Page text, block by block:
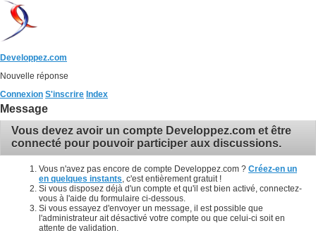
Developpez.com
Nouvelle réponse
Connexion S'inscrire Index
Message
Vous devez avoir un compte Developpez.com et être
connecté pour pouvoir participer aux discussions.
Vous n'avez pas encore de compte Developpez.com ? Créez-en un
en quelques instants , c'est entièrement gratuit !
Si vous disposez déjà d'un compte et qu'il est bien activé, connectez-
vous à l'aide du formulaire ci-dessous.
Si vous essayez d'envoyer un message, il est possible que
l'administrateur ait désactivé votre compte ou que celui-ci soit en
attente de validation.